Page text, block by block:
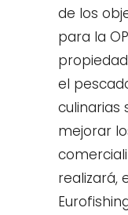
de los
para la
el
culinarias
mejorar
realizará,